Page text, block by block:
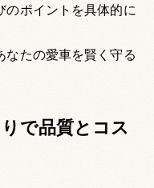
のポイントを具体的に
なたの愛車を賢く守る
で品質とコス